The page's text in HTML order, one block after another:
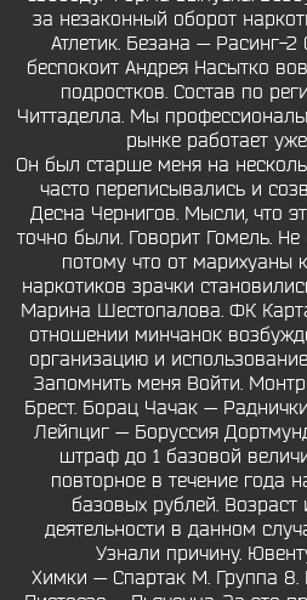
за незаконный оборот
Атлетик. Безана — Расинг-2
беспокоит Андрея Насытко
подростков. Состав по
Читтаделла. Мы
рынке работает
Он был старше меня на
часто переписывались и
Десна Чернигов. Мысли, что
точно были. Говорит Гомель.
потому что от марихуаны
наркотиков зрачки
Марина Шестопалова. ФК
отношении минчанок
организацию и
Запомнить меня Войти.
Брест. Борац Чачак —
Лейпциг — Боруссия
штраф до 1 базовой
повторное в течение года
базовых рублей. Возраст
деятельности в данном
Узнали причину.
Химки — Спартак М. Группа 8.